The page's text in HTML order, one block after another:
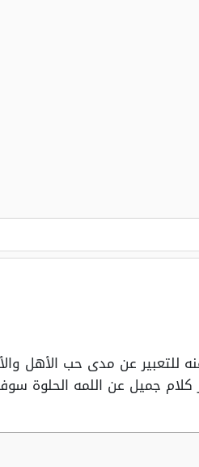
للتعبير عن مدى حب الأهل
جميل عن اللمه الحلوة